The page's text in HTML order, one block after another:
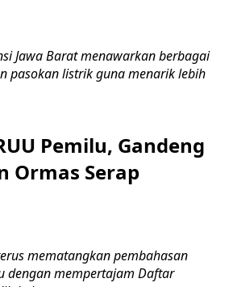
Jawa Barat menawarkan berbagai
pasokan listrik guna menarik lebih
Pemilu, Gandeng
Ormas Serap
terus mematangkan pembahasan
dengan mempertajam Daftar